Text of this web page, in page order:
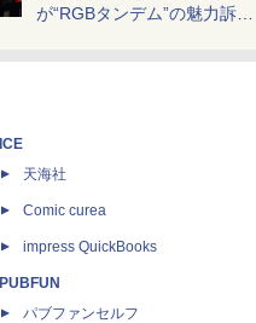
が“RGBタンデム”の魅力訴
ICE
天海社
Comic curea
impress QuickBooks
PUBFUN
パブファンセルフ